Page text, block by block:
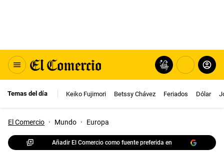
Temas del día Keiko Fujimori Betssy Chávez Feriados Dólar
El Comercio · Mundo · Europa
Añadir El Comercio como fuente preferida en